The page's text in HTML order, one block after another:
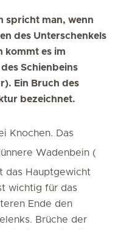
spricht man, wenn
des Unterschenkels
kommt es im
Schienbeins
Ein Bruch des
bezeichnet.
Knochen. Das
Wadenbein (
das Hauptgewicht
wichtig für das
Ende den
Brüche der